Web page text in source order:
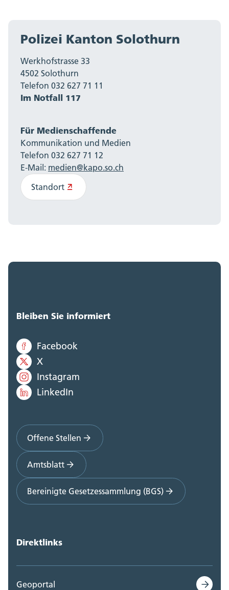
Polizei Kanton Solothurn
Werkhofstrasse 33
4502 Solothurn
Telefon 032 627 71 11
Im Notfall 117
Für Medienschaffende
Kommunikation und Medien
Telefon 032 627 71 12
E-Mail: medien@kapo.so.ch
Standort
Bleiben Sie informiert
Facebook
X
Instagram
LinkedIn
Offene Stellen
Amtsblatt
Bereinigte Gesetzessammlung (BGS)
Direktlinks
Geoportal